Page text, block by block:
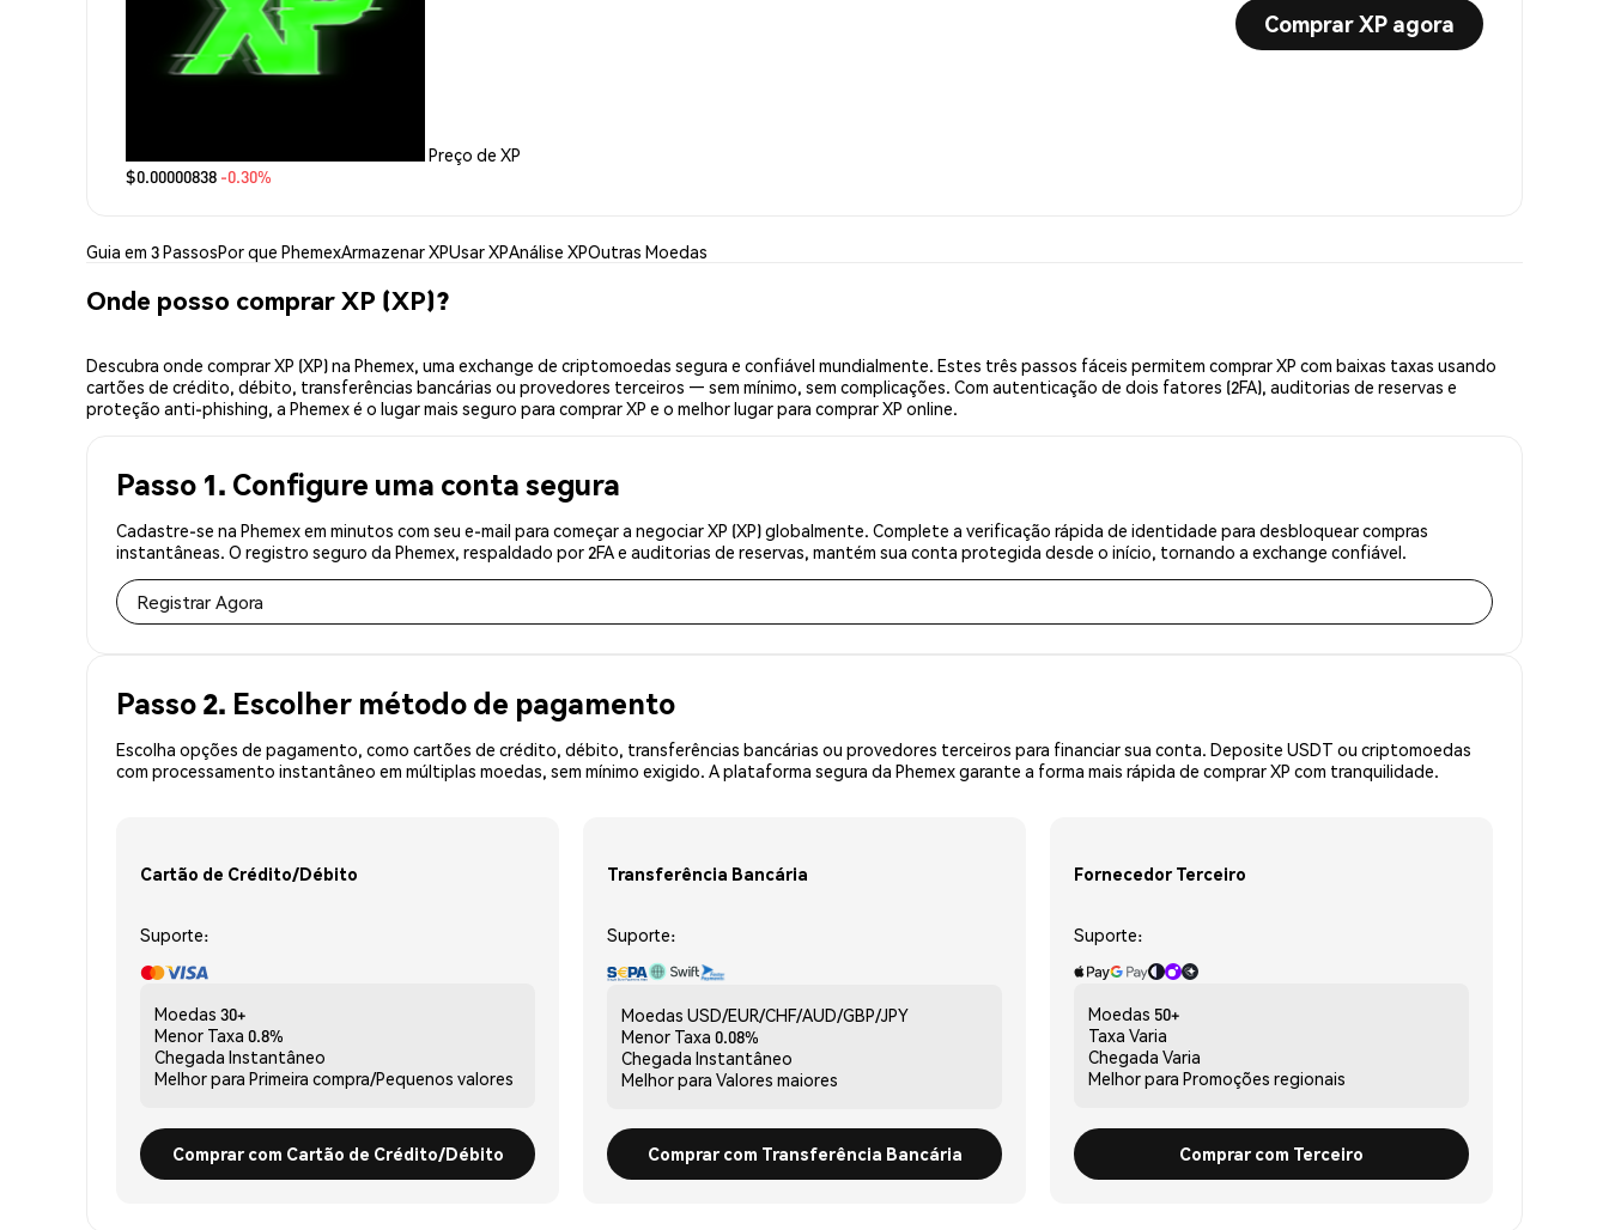
Preço de XP
$0.00000838 -0.30%
Comprar XP agora
Guia em 3 PassosPor que PhemexArmazenar XPUsar XPAnálise XPOutras Moedas
Onde posso comprar XP (XP)?
Descubra onde comprar XP (XP) na Phemex, uma exchange de criptomoedas segura e confiável mundialmente. Estes três passos fáceis permitem comprar XP com baixas taxas usando
cartões de crédito, débito, transferências bancárias ou provedores terceiros — sem mínimo, sem complicações. Com autenticação de dois fatores (2FA), auditorias de reservas e
proteção anti-phishing, a Phemex é o lugar mais seguro para comprar XP e o melhor lugar para comprar XP online.
Passo 1. Configure uma conta segura
Cadastre-se na Phemex em minutos com seu e-mail para começar a negociar XP (XP) globalmente. Complete a verificação rápida de identidade para desbloquear compras
instantâneas. O registro seguro da Phemex, respaldado por 2FA e auditorias de reservas, mantém sua conta protegida desde o início, tornando a exchange confiável.
Registrar Agora
Passo 2. Escolher método de pagamento
Escolha opções de pagamento, como cartões de crédito, débito, transferências bancárias ou provedores terceiros para financiar sua conta. Deposite USDT ou criptomoedas
com processamento instantâneo em múltiplas moedas, sem mínimo exigido. A plataforma segura da Phemex garante a forma mais rápida de comprar XP com tranquilidade.
Cartão de Crédito/Débito
Suporte:
Moedas 30+
Menor Taxa 0.8%
Chegada Instantâneo
Melhor para Primeira compra/Pequenos valores
Comprar com Cartão de Crédito/Débito
Transferência Bancária
Suporte:
Moedas USD/EUR/CHF/AUD/GBP/JPY
Menor Taxa 0.08%
Chegada Instantâneo
Melhor para Valores maiores
Comprar com Transferência Bancária
Fornecedor Terceiro
Suporte:
Moedas 50+
Taxa Varia
Chegada Varia
Melhor para Promoções regionais
Comprar com Terceiro